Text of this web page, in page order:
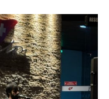
e
E
v
e
n